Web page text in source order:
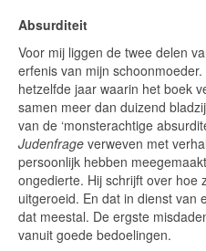
Absurditeit
Voor mij liggen de twee delen
erfenis van mijn
hetzelfde jaar waarin het boek
samen meer dan duizend
van de ‘monsterachtige
Judenfrage verweven met
persoonlijk hebben
ongedierte. Hij schrijft over hoe
uitgeroeid. En dat in dienst van
dat meestal. De ergste
vanuit goede bedoelingen.